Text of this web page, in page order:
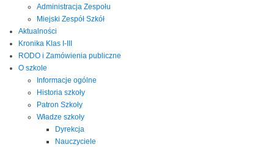
Administracja Zespołu
Miejski Zespół Szkół
Aktualności
Kronika Klas I-III
RODO i Zamówienia publiczne
O szkole
Informacje ogólne
Historia szkoły
Patron Szkoły
Władze szkoły
Dyrekcja
Nauczyciele